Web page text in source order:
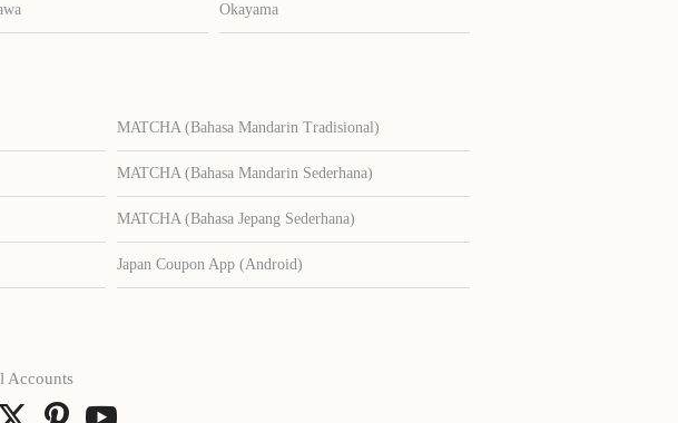
Okayama
MATCHA (Bahasa Mandarin Tradisional)
MATCHA (Bahasa Mandarin Sederhana)
MATCHA (Bahasa Jepang Sederhana)
Japan Coupon App (Android)
Accounts